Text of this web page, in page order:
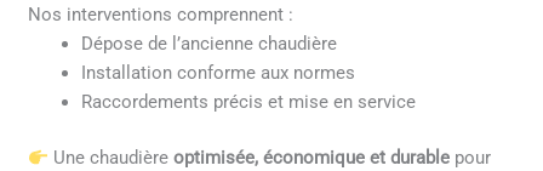
Nos interventions comprennent :
Dépose de l’ancienne chaudière
Installation conforme aux normes
Raccordements précis et mise en service
Une chaudière optimisée, économique et durablepour